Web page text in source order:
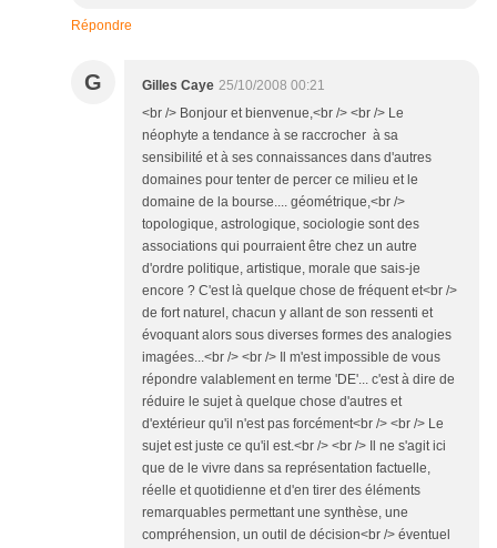
Répondre
G Gilles Caye 25/10/2008 00:21
<br /> Bonjour et bienvenue,<br /> <br /> Le
néophyte a tendance à se raccrocher à sa
sensibilité et à ses connaissances dans d'autres
domaines pour tenter de percer ce milieu et le
domaine de la bourse.... géométrique,<br />
topologique, astrologique, sociologie sont des
associations qui pourraient être chez un autre
d'ordre politique, artistique, morale que sais-je
encore ? C'est là quelque chose de fréquent et<br />
de fort naturel, chacun y allant de son ressenti et
évoquant alors sous diverses formes des analogies
imagées...<br /> <br /> Il m'est impossible de vous
répondre valablement en terme 'DE'... c'est à dire de
réduire le sujet à quelque chose d'autres et
d'extérieur qu'il n'est pas forcément<br /> <br /> Le
sujet est juste ce qu'il est.<br /> <br /> Il ne s'agit ici
que de le vivre dans sa représentation factuelle,
réelle et quotidienne et d'en tirer des éléments
remarquables permettant une synthèse, une
compréhension, un outil de décision<br /> éventuel